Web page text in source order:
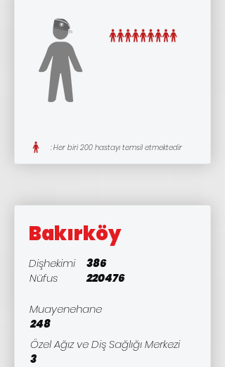
: Her biri 200 hastayı temsil etmektedir
Bakırköy
Dişhekimi
386
Nüfus
220476
Muayenehane
248
Özel Ağız ve Diş Sağlığı Merkezi
3